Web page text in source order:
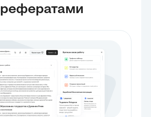
рефератами